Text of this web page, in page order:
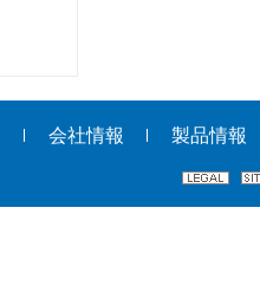
会社情報 製品情報